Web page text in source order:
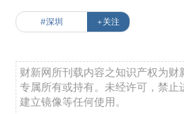
#深圳 +关注
财新网所刊载内容之知识产权为财
专属所有或持有。未经许可，禁止
建立镜像等任何使用。